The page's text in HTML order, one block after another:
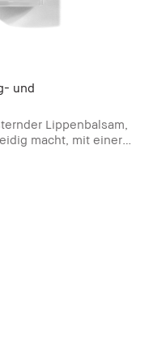
und
Lippenbalsam,
macht, mit einer